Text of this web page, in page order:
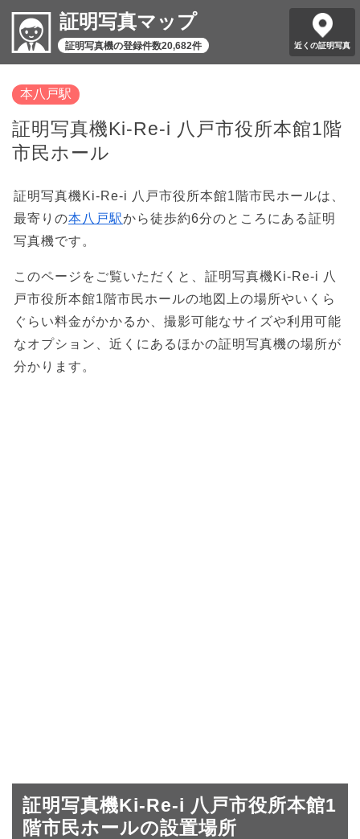
証明写真マップ
証明写真機の登録件数20,682件 近くの証明写真
本八戸駅
証明写真機Ki-Re-i 八戸市役所本館1階
市民ホール
証明写真機Ki-Re-i 八戸市役所本館1階市民ホールは、
最寄りの本八戸駅から徒歩約6分のところにある証明
写真機です。
このページをご覧いただくと、証明写真機Ki-Re-i 八
戸市役所本館1階市民ホールの地図上の場所やいくら
ぐらい料金がかかるか、撮影可能なサイズや利用可能
なオプション、近くにあるほかの証明写真機の場所が
分かります。
証明写真機Ki-Re-i 八戸市役所本館1
階市民ホールの設置場所